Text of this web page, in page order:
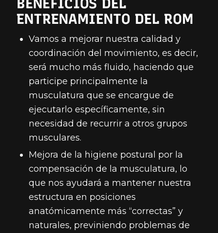
ENTRENAMIENTO DEL ROM
Vamos a mejorar nuestra calidad y
coordinación del movimiento, es decir,
será mucho más fluido, haciendo que
participe principalmente la
musculatura que se encargue de
ejecutarlo específicamente, sin
necesidad de recurrir a otros grupos
musculares.
Mejora de la higiene postural por la
compensación de la musculatura, lo
que nos ayudará a mantener nuestra
estructura en posiciones
anatómicamente más “correctas” y
naturales, previniendo problemas de